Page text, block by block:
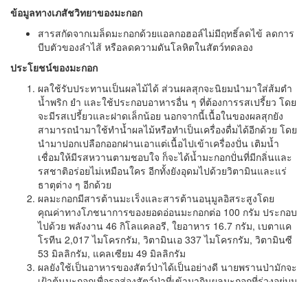
ข้อมูลทางเภสัชวิทยาของมะกอก
สารสกัดจากเมล็ดมะกอกด้วยแอลกอฮอล์ไม่มีฤทธิ์ลดไข้ ลดการ
บีบตัวของลำไส้ หรือลดความดันโลหิตในสัตว์ทดลอง
ประโยชน์ของมะกอก
ผลใช้รับประทานเป็นผลไม้ได้ ส่วนผลสุกจะนิยมนำมาใส่ส้มตำ
น้ำพริก ยำ และใช้ประกอบอาหารอื่น ๆ ที่ต้องการรสเปรี้ยว โดย
จะมีรสเปรี้ยวและฝาดเล็กน้อย นอกจากนี้เนื้อในของผลสุกยัง
สามารถนำมาใช้ทำน้ำผลไม้หรือทำเป็นเครื่องดื่มได้อีกด้วย โดย
นำมาปอกเปลือกออกฝานเอาแต่เนื้อไปเข้าเครื่องปั่น เติมน้ำ
เชื่อมให้มีรสหวานตามชอบใจ ก็จะได้น้ำมะกอกปั่นที่มีกลิ่นและ
รสชาติอร่อยไม่เหมือนใคร อีกทั้งยังอุดมไปด้วยวิตามินและแร่
ธาตุต่าง ๆ อีกด้วย
ผลมะกอกมีสารต้านมะเร็งและสารต้านอนุมูลอิสระสูงโดย
คุณค่าทางโภชนาการของยอดอ่อนมะกอกต่อ 100 กรัม ประกอบ
ไปด้วย พลังงาน 46 กิโลแคลอรี, ใยอาหาร 16.7 กรัม, เบตาแค
โรทีน 2,017 ไมโครกรัม, วิตามินเอ 337 ไมโครกรัม, วิตามินซี
53 มิลลิกรัม, แคลเซียม 49 มิลลิกรัม
ผลยังใช้เป็นอาหารของสัตว์ป่าได้เป็นอย่างดี นายพรานป่ามักจะ